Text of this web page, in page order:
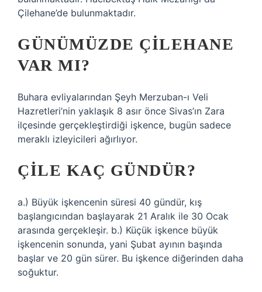
Çilehane’de bulunmaktadır.
GÜNÜMÜZDE ÇILEHANE
VAR MI?
Buhara evliyalarından Şeyh Merzuban-ı Veli
Hazretleri’nin yaklaşık 8 asır önce Sivas’ın Zara
ilçesinde gerçekleştirdiği işkence, bugün sadece
meraklı izleyicileri ağırlıyor.
ÇILE KAÇ GÜNDÜR?
a.) Büyük işkencenin süresi 40 gündür, kış
başlangıcından başlayarak 21 Aralık ile 30 Ocak
arasında gerçekleşir. b.) Küçük işkence büyük
işkencenin sonunda, yani Şubat ayının başında
başlar ve 20 gün sürer. Bu işkence diğerinden daha
soğuktur.